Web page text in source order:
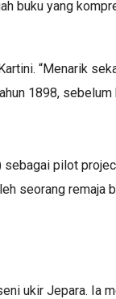
buku yang
“Menarik
1898,
pilot
seorang remaja
ukir Jepara. Ia